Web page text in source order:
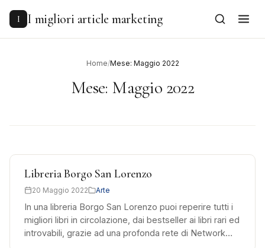
content
I I migliori article marketing
Home/Mese: Maggio 2022
Mese: Maggio 2022
Libreria Borgo San Lorenzo
20 Maggio 2022 Arte
In una libreria Borgo San Lorenzo puoi reperire tutti i
migliori libri in circolazione, dai bestseller ai libri rari ed
introvabili, grazie ad una profonda rete di Network…